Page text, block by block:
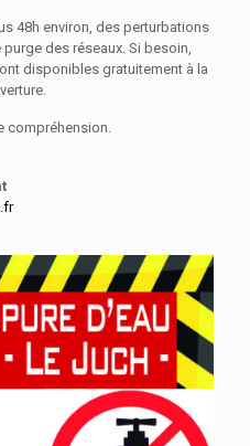
48h environ, des perturbations
des réseaux. Si besoin,
disponibles gratuitement à la
compréhension.